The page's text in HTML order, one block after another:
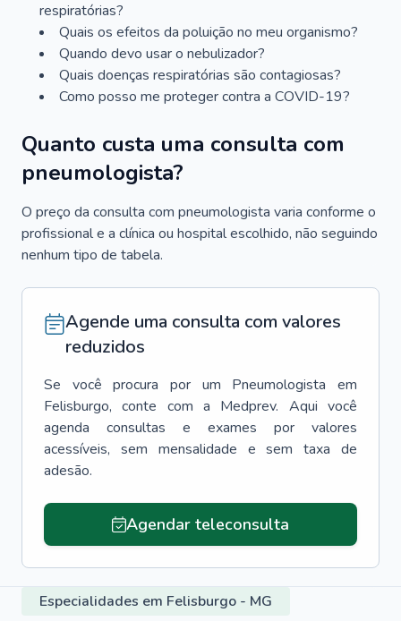
respiratórias?
Quais os efeitos da poluição no meu organismo?
Quando devo usar o nebulizador?
Quais doenças respiratórias são contagiosas?
Como posso me proteger contra a COVID-19?
Quanto custa uma consulta com
pneumologista?
O preço da consulta com pneumologista varia conforme o
profissional e a clínica ou hospital escolhido, não seguindo
nenhum tipo de tabela.
Agende uma consulta com valores
reduzidos
Se você procura por um Pneumologista
em
Felisburgo, conte com a Medprev. Aqui você
agenda consultas e exames por valores
acessíveis, sem mensalidade e sem taxa de
adesão.
Agendar teleconsulta
Especialidades em Felisburgo - MG